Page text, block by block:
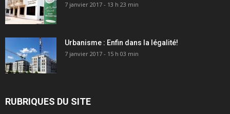
7 janvier 2017 - 13 h 23 min
Urbanisme : Enfin dans la légalité!
7 janvier 2017 - 15 h 03 min
RUBRIQUES DU SITE